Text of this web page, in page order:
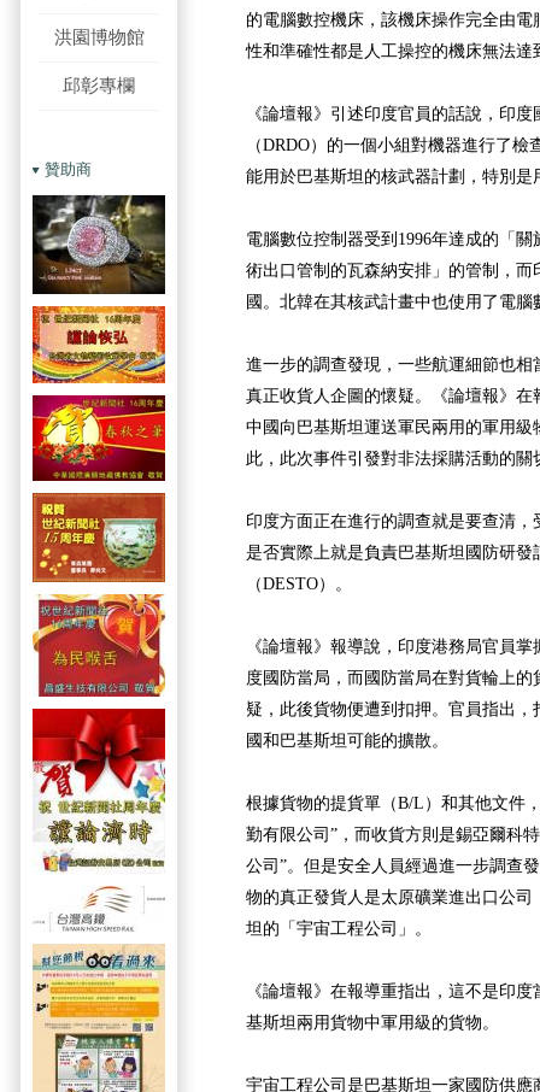
洪園博物館
邱彰專欄
贊助商
的電腦數控機床，該機床操作完全由
性和準確性都是人工操控的機床無法達
《論壇報》引述印度官員的話說，印
（DRDO）的一個小組對機器進行了
能用於巴基斯坦的核武器計劃，特別
電腦數位控制器受到1996年達成的「
術出口管制的瓦森納安排」的管制，
國。北韓在其核武計畫中也使用了電腦
進一步的調查發現，一些航運細節也
真正收貨人企圖的懷疑。《論壇報》
中國向巴基斯坦運送軍民兩用的軍用
此，此次事件引發對非法採購活動的關
印度方面正在進行的調查就是要查清
是否實際上就是負責巴基斯坦國防研發
（DESTO）。
《論壇報》報導說，印度港務局官員
度國防當局，而國防當局在對貨輪上
疑，此後貨物便遭到扣押。官員指出
國和巴基斯坦可能的擴散。
根據貨物的提貨單（B/L）和其他文件
勤有限公司”，而收貨方則是錫亞爾科
公司”。但是安全人員經過進一步調查
物的真正發貨人是太原礦業進出口公
坦的「宇宙工程公司」。
《論壇報》在報導重指出，這不是印
基斯坦兩用貨物中軍用級的貨物。
宇宙工程公司是巴基斯坦一家國防供應